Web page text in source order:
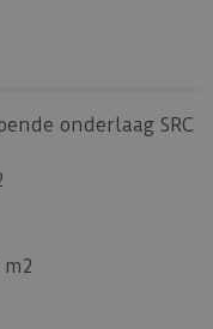
onderlaag SRC
m2